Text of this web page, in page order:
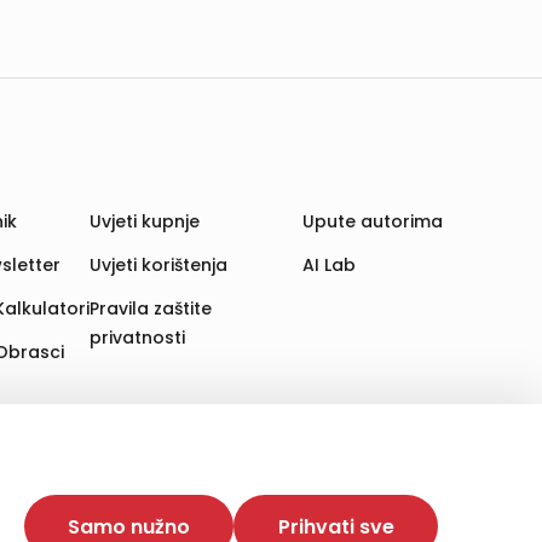
Time poboljšavamo korisničko iskustvo,
web stranica i uređaja u tu svrhu. Naši partneri
Samo nužno Prihvati sve
Uvjeti kupnje
Uvjeti korištenja
Pravila zaštite
privatnosti
Upute autorima
AI Lab